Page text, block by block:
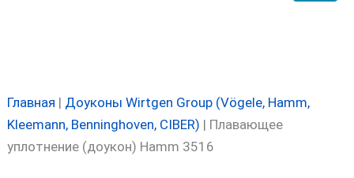
Главная | Доуконы Wirtgen Group (Vögele, Hamm,
Kleemann, Benninghoven, CIBER) | Плавающее
уплотнение (доукон) Hamm 3516